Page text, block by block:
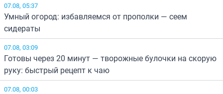
07.08, 05:37
Умный огород: избавляемся от прополки — сеем
сидераты
07.08, 03:09
Готовы через 20 минут — творожные булочки на скорую
руку: быстрый рецепт к чаю
07.08, 00:03